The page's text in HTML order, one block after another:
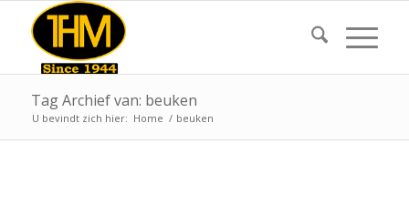
Tag Archief van: beuken
U bevindt zich hier: Home / beuken